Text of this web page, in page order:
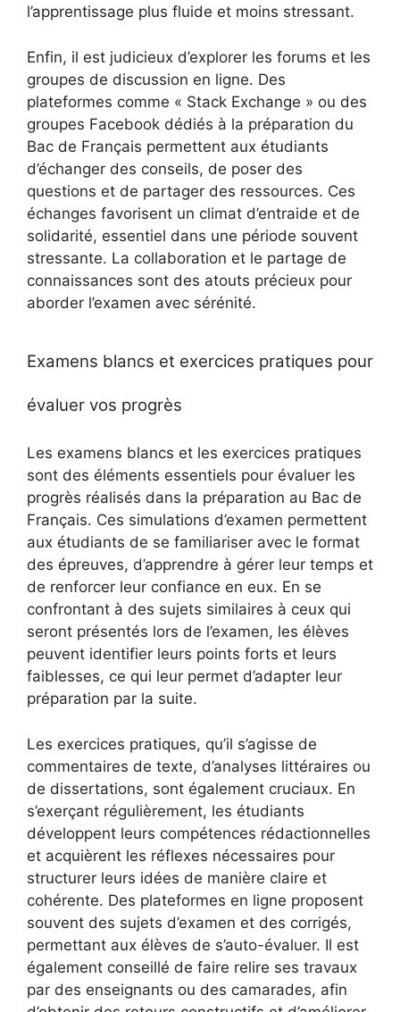
l’apprentissage plus fluide et moins stressant.
Enfin, il est judicieux d’explorer les forums et les
groupes de discussion en ligne. Des
plateformes comme « Stack Exchange » ou des
groupes Facebook dédiés à la préparation du
Bac de Français permettent aux étudiants
d’échanger des conseils, de poser des
questions et de partager des ressources. Ces
échanges favorisent un climat d’entraide et de
solidarité, essentiel dans une période souvent
stressante. La collaboration et le partage de
connaissances sont des atouts précieux pour
aborder l’examen avec sérénité.
Examens blancs et exercices pratiques pour
évaluer vos progrès
Les examens blancs et les exercices pratiques
sont des éléments essentiels pour évaluer les
progrès réalisés dans la préparation au Bac de
Français. Ces simulations d’examen permettent
aux étudiants de se familiariser avec le format
des épreuves, d’apprendre à gérer leur temps et
de renforcer leur confiance en eux. En se
confrontant à des sujets similaires à ceux qui
seront présentés lors de l’examen, les élèves
peuvent identifier leurs points forts et leurs
faiblesses, ce qui leur permet d’adapter leur
préparation par la suite.
Les exercices pratiques, qu’il s’agisse de
commentaires de texte, d’analyses littéraires ou
de dissertations, sont également cruciaux. En
s’exerçant régulièrement, les étudiants
développent leurs compétences rédactionnelles
et acquièrent les réflexes nécessaires pour
structurer leurs idées de manière claire et
cohérente. Des plateformes en ligne proposent
souvent des sujets d’examen et des corrigés,
permettant aux élèves de s’auto-évaluer. Il est
également conseillé de faire relire ses travaux
par des enseignants ou des camarades, afin